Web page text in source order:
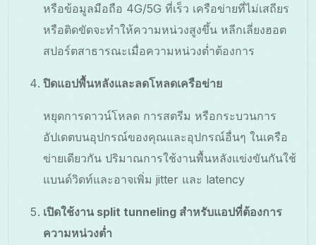
หรือข้อมูลมือถือ 4G/5G ที่เร็ว เครือข่ายที่ไม่เสถียร
หรือติดขัดจะทำให้ความหน่วงสูงขึ้น หลีกเลี่ยงฮอต
สปอร์ตสาธารณะเมื่อความหน่วงต่ำต้องการ
ปิดแอปพื้นหลังและลดโหลดเครือข่าย
หยุดการดาวน์โหลด การสตรีม หรือกระบวนการ
อัปเดตบนอุปกรณ์ของคุณและอุปกรณ์อื่นๆ ในเครือ
ข่ายเดียวกัน ปริมาณการใช้งานพื้นหลังแข่งขันกันใช้
แบนด์วิดท์และอาจเพิ่ม jitter และ latency
เปิดใช้งาน split tunneling สำหรับแอปที่ต้องการ
ความหน่วงต่ำ